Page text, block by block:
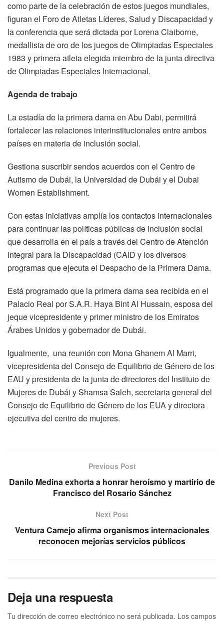
como parte de la celebración de estos juegos mundiales,
figuran el Foro de Atletas Líderes, Salud y Discapacidad y
la conferencia que será dictada por Lorena Claiborne,
medallista de oro de los juegos de Olimpiadas Especiales
1983 y primera atleta elegida miembro de la junta directiva
de Olimpiadas Especiales Internacional.
Agenda de trabajo
La estadía de la primera dama en Abu Dabi, permitirá
fortalecer las relaciones interinstitucionales entre ambos
países en materia de inclusión social.
Gestiona suscribir sendos acuerdos con el Centro de
Autismo de Dubái, la Universidad de Dubái y el Dubai
Women Establishment.
Con estas iniciativas amplía los contactos internacionales
para continuar las políticas públicas de inclusión social
que desarrolla en el país a través del Centro de Atención
Integral para la Discapacidad (CAID y los diversos
programas que ejecuta el Despacho de la Primera Dama.
Está programado que la primera dama sea recibida en el
Palacio Real por S.A.R. Haya Bint Al Hussain, esposa del
jeque vicepresidente y primer ministro de los Emiratos
Árabes Unidos y gobernador de Dubái.
Igualmente, una reunión con Mona Ghanem Al Marri,
vicepresidenta del Consejo de Equilibrio de Género de los
EAU y presidenta de la junta de directores del Instituto de
Mujeres de Dubái y Shamsa Saleh, secretaria general del
Consejo de Equilibrio de Género de los EUA y directora
ejecutiva del centro de mujeres.
Previous Post
Danilo Medina exhorta a honrar heroísmo y martirio de
Francisco del Rosario Sánchez
Next Post
Ventura Camejo afirma organismos internacionales
reconocen mejorías servicios públicos
Deja una respuesta
Tu dirección de correo electrónico no será publicada. Los campos